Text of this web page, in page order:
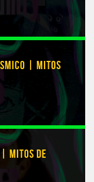
| MITOS
| MITOS DE